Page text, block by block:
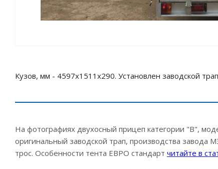
Кузов, мм - 4597x1511x290. Установлен заводской
На фотографиях двухосный прицеп категории "В",
оригинальный заводской трап, производства завода
трос. Особенности тента ЕВРО стандарт читайте в